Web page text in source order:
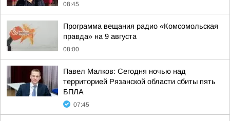
08:45
Программа вещания радио «Комсомольская
правда» на 9 августа
08:00
Павел Малков: Сегодня ночью над
территорией Рязанской области сбиты пять
БПЛА
07:45